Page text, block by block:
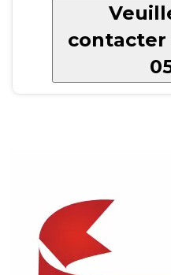
contacter